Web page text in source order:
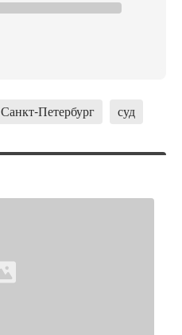
Санкт-Петербург суд